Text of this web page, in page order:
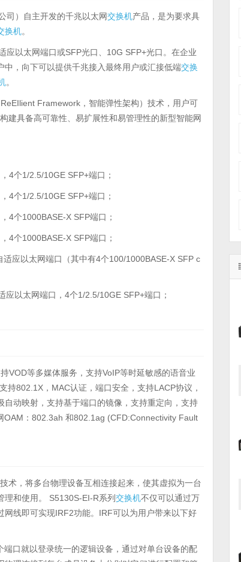
司）自主开发的千兆以太网交换机产品，是为要求具
换机。
应以太网端口或SFP光口、10G SFP+光口。在企业
，向下可以提供千兆接入最终用户或汇接低端交换
。
Framework，智能弹性架构）技术，用户可
建具备高可靠性、易扩展性和易管理性的新型智能网
4个1/2.5/10GE SFP+端口；
4个1/2.5/10GE SFP+端口；
4个1000BASE-X SFP端口；
4个1000BASE-X SFP端口；
应以太网端口（其中有4个100/1000BASE-X SFP c
以太网端口，4个1/2.5/10GE SFP+端口；
VOD等多媒体服务，支持VoIP等时延敏感的语音业
802.1X，MAC认证，端口安全，支持LACP协议，
动映射，支持基于端口的镜像，支持重定向，支持
：802.3ah 和802.1ag (CFD:Connectivity Fault
术，将多台物理设备互相连接起来，使其虚拟为一台
理和使用。 S5130S-EI-R系列交换机不仅可以通过万
线即可实现IRF2功能。IRF可以为用户带来以下好
口就以登录统一的逻辑设备，通过对单台设备的配